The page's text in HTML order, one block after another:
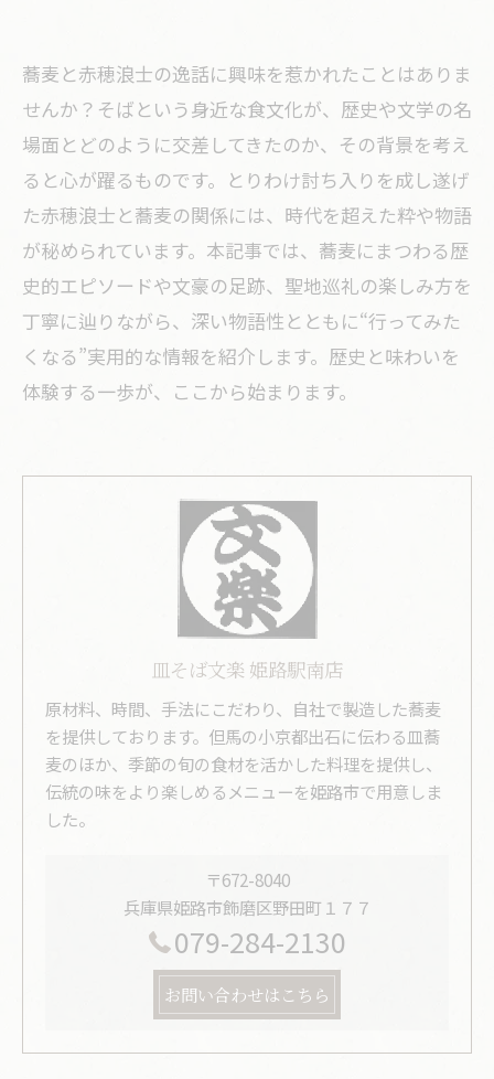
蕎麦と赤穂浪士の逸話に興味を惹かれたことはありま
せんか？そばという身近な食文化が、歴史や文学の名
場面とどのように交差してきたのか、その背景を考え
ると心が躍るものです。とりわけ討ち入りを成し遂げ
た赤穂浪士と蕎麦の関係には、時代を超えた粋や物語
が秘められています。本記事では、蕎麦にまつわる歴
史的エピソードや文豪の足跡、聖地巡礼の楽しみ方を
丁寧に辿りながら、深い物語性とともに“行ってみた
くなる”実用的な情報を紹介します。歴史と味わいを
体験する一歩が、ここから始まります。
皿そば文楽 姫路駅南店
原材料、時間、手法にこだわり、自社で製造した蕎麦
を提供しております。但馬の小京都出石に伝わる皿蕎
麦のほか、季節の旬の食材を活かした料理を提供し、
伝統の味をより楽しめるメニューを姫路市で用意しま
した。
〒672-8040
兵庫県姫路市飾磨区野田町１７７
079-284-2130
お問い合わせはこちら